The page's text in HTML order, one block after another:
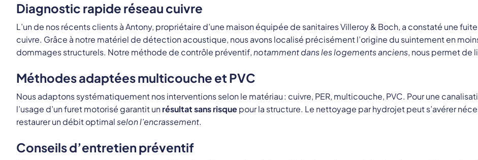
Diagnostic rapide réseau cuivre
L’un de nos récents clients à Antony, propriétaire d’une maison équipée de sanitaires Villeroy & Boch, a constaté une
cuivre. Grâce à notre matériel de détection acoustique, nous avons localisé précisément l’origine du suintement en
dommages structurels. Notre méthode de contrôle préventif,notamment dans les logements anciens, nous permet de
Méthodes adaptées multicouche et PVC
Nous adaptons systématiquement nos interventions selon le matériau : cuivre, PER, multicouche, PVC. Pour une
l’usage d’un furet motorisé garantit unrésultat sans risquepour la structure. Le nettoyage par hydrojet peut s’avérer
restaurer un débit optimalselon l’encrassement.
Conseils d’entretien préventif